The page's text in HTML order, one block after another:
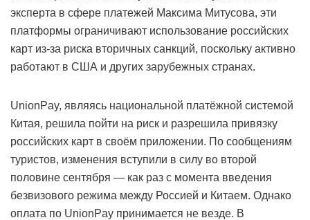
эксперта в сфере платежей Максима Митусова, эти
платформы ограничивают использование российских
карт из-за риска вторичных санкций, поскольку активно
работают в США и других зарубежных странах.
UnionPay, являясь национальной платёжной системой
Китая, решила пойти на риск и разрешила привязку
российских карт в своём приложении. По сообщениям
туристов, изменения вступили в силу во второй
половине сентября — как раз с момента введения
безвизового режима между Россией и Китаем. Однако
оплата по UnionPay принимается не везде. В